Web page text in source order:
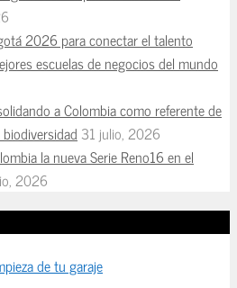
2026 para conectar el talento
escuelas de negocios del mundo
a Colombia como referente de
31 julio, 2026
la nueva Serie Reno16 en el
2026
de tu garaje